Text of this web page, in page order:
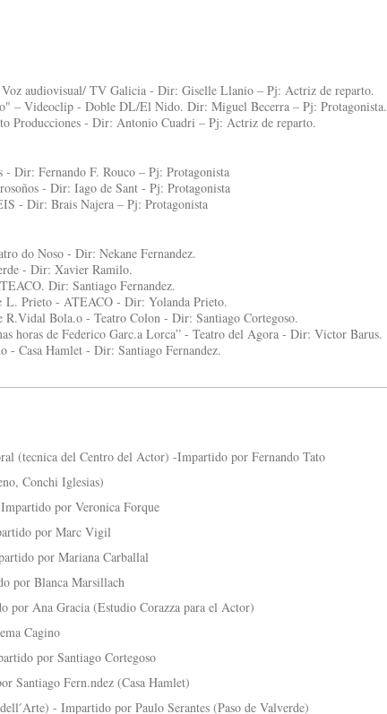
audiovisual/ TV Galicia - Dir: Giselle Llanio – Pj: Actriz de reparto.
– Videoclip - Doble DL/El Nido. Dir: Miguel Becerra – Pj: Protagonista.
Producciones - Dir: Antonio Cuadri – Pj: Actriz de reparto.
Dir: Fernando F. Rouco – Pj: Protagonista
- Dir: Iago de Sant - Pj: Protagonista
- Dir: Brais Najera – Pj: Protagonista
do Noso - Dir: Nekane Fernandez.
- Dir: Xavier Ramilo.
Dir: Santiago Fernandez.
L. Prieto - ATEACO - Dir: Yolanda Prieto.
R.Vidal Bola.o - Teatro Colon - Dir: Santiago Cortegoso.
horas de Federico Garc.a Lorca” - Teatro del Agora - Dir: Victor Barus.
- Casa Hamlet - Dir: Santiago Fernandez.
(tecnica del Centro del Actor) -Impartido por Fernando Tato
Conchi Iglesias)
por Veronica Forque
por Marc Vigil
por Mariana Carballal
por Blanca Marsillach
por Ana Gracia (Estudio Corazza para el Actor)
Cagino
por Santiago Cortegoso
Santiago Fern.ndez (Casa Hamlet)
́Arte) - Impartido por Paulo Serantes (Paso de Valverde)